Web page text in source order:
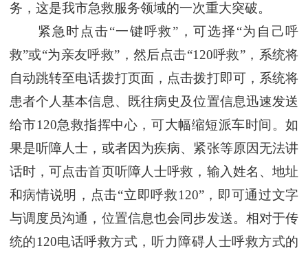
务，这是我市急救服务领域的一次重大突破。
紧急时点击“一键呼救”，可选择“为自己呼
救”或“为亲友呼救”，然后点击“120呼救”，系统将
自动跳转至电话拨打页面，点击拨打即可，系统将
患者个人基本信息、既往病史及位置信息迅速发送
给市120急救指挥中心，可大幅缩短派车时间。如
果是听障人士，或者因为疾病、紧张等原因无法讲
话时，可点击首页听障人士呼救，输入姓名、地址
和病情说明，点击“立即呼救120”，即可通过文字
与调度员沟通，位置信息也会同步发送。相对于传
统的120电话呼救方式，听力障碍人士呼救方式的